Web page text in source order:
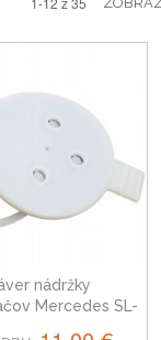
nádržky
Mercedes SL-